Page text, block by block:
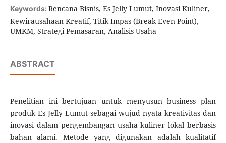
Keywords: Rencana Bisnis, Es Jelly Lumut, Inovasi Kuliner,
Kewirausahaan Kreatif, Titik Impas (Break Even Point),
UMKM, Strategi Pemasaran, Analisis Usaha
ABSTRACT
Penelitian ini bertujuan untuk menyusun business plan
produk Es Jelly Lumut sebagai wujud nyata kreativitas dan
inovasi dalam pengembangan usaha kuliner lokal berbasis
bahan alami. Metode yang digunakan adalah kualitatif